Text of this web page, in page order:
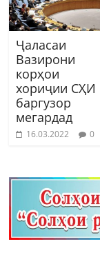
Ҷаласаи
Вазирони
корҳои
хориҷии СҲИ
баргузор
мегардад
16.03.2022 0